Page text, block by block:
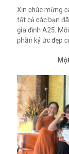
Xin chúc mừng
tất cả các bạn
gia đình A25.
phần ký ức đẹp